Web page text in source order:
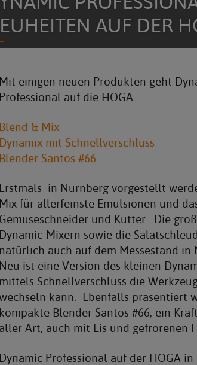
AUF DER
einigen neuen Produkten geht
auf die HOGA.
& Mix
mit Schnellverschluss
Santos #66
in Nürnberg vorgestellt
für allerfeinste Emulsionen und
und Kutter. Die
Mixern sowie die
auch auf dem Messestand in
ist eine Version des kleinen
Schnellverschluss die
kann. Ebenfalls präsentiert
Blender Santos #66, ein
Art, auch mit Eis und gefrorenen
Professional auf der HOGA